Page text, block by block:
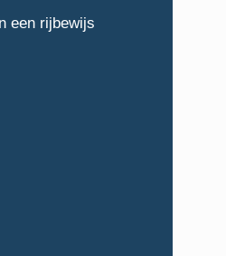
een rijbewijs